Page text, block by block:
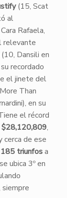
(15, Scat
al
Rafaela,
relevante
Dansili en
recordado
el jinete del
Than
en su
el récord
$28,120,809,
cerca de ese
185 triunfosa
ubica 3º en
siempre